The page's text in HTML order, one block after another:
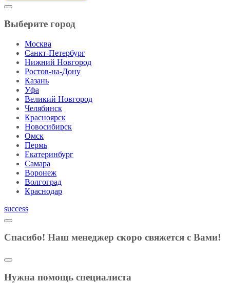
Выберите город
Москва
Санкт-Петербург
Нижний Новгород
Ростов-на-Дону
Казань
Уфа
Великий Новгород
Челябинск
Красноярск
Новосибирск
Омск
Пермь
Екатеринбург
Самара
Воронеж
Волгоград
Краснодар
success
Спасибо! Наш менеджер скоро свяжется с Вами!
Нужна помощь специалиста